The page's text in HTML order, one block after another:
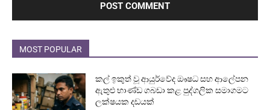
MOST POPULAR
කල් ඉකුත් වූ ආයුර්වේද ඖෂධ සහ ආලේපන
ඇතුළු භාණ්ඩ ගබඩා කළ පුද්ගලික සමාගමට
ලක්ෂයක දඩයක්